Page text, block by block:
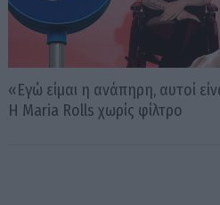
«Εγώ είμαι η ανάπηρη, αυτοί
Η Maria Rolls χωρίς φίλτρο